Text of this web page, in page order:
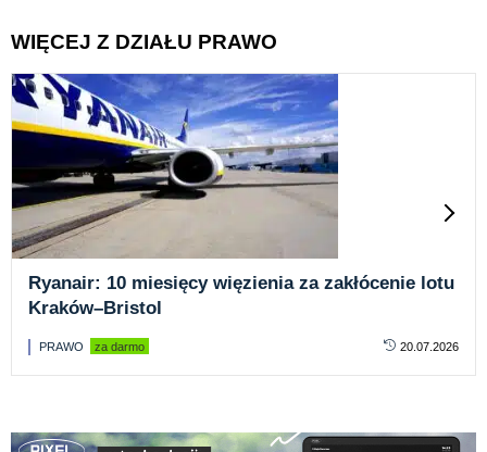
WIĘCEJ Z DZIAŁU PRAWO
Ryanair: 10 miesięcy więzienia za zakłócenie lotu
Kraków–Bristol
PRAWO za darmo 20.07.2026